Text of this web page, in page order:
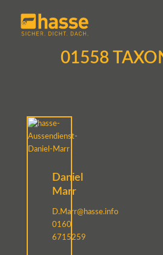
01558
Daniel
Marr
D.Marr@hasse.info
0160
6715259